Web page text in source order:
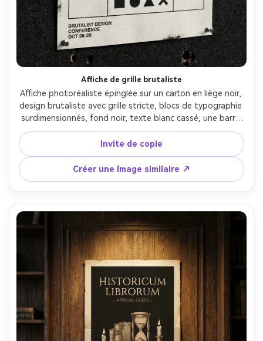
Affiche de grille brutaliste
Affiche photoréaliste épinglée sur un carton en liège noir,
design brutaliste avec grille stricte, blocs de typographie
surdimensionnés, fond noir, texte blanc cassé, une barre
d'accent crimson, bruit demi-ton, saignement d'encre
imparfait, ensemble d'icônes minimal, marges nettes,
texture de sérigraphie réaliste, éclairage studio doux,
prise sur Nikon Z7 II, 85mm, f/3.2, surface d'affiche ultra-
détaillée-AR 4:5
Invite de copie
Créer une Image similaire ↗